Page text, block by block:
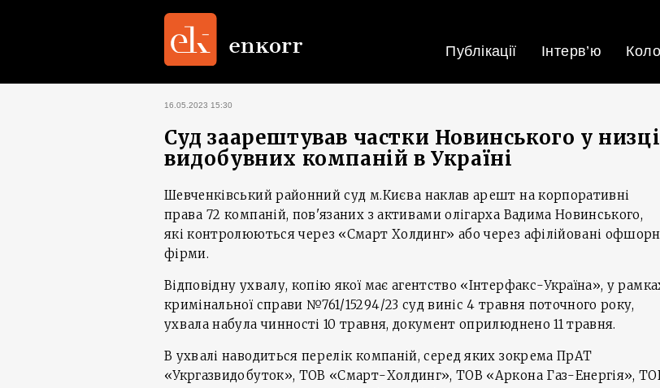
Публікації Інтерв’ю
16.05.2023 15:30
Суд заарештував частки Новинського у низці
видобувних компаній в Україні
Шевченківський районний суд м.Києва наклав арешт на корпоративні
права 72 компаній, пов'язаних з активами олігарха Вадима Новинського,
які контролюються через «Смарт Холдинг» або через афілійовані
фірми.
Відповідну ухвалу, копію якої має агентство «Інтерфакс-Україна», у
кримінальної справи №761/15294/23 суд виніс 4 травня поточного року,
ухвала набула чинності 10 травня, документ оприлюднено 11 травня.
В ухвалі наводиться перелік компаній, серед яких зокрема ПрАТ
«Укргазвидобуток», ТОВ «Смарт-Холдинг», ТОВ «Аркона Газ-Енергія»,